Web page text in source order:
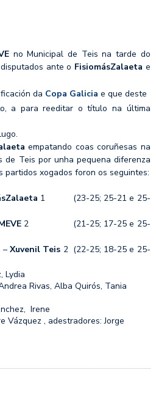
no Municipal de Teis na tarde do
ante o FisiomásZalaeta e
da Copa Galicia e que deste
a para reeditar o título na última
empatando coas coruñesas na
de Teis por unha pequena diferenza
partidos xogados foron os seguintes:
1 (23-25; 25-21 e 25-
2 (21-25; 17-25 e 25-
–Xuvenil Teis 2 (22-25; 18-25 e 25-
Lydia
Rivas, Alba Quirós, Tania
Irene
Vázquez , adestradores: Jorge